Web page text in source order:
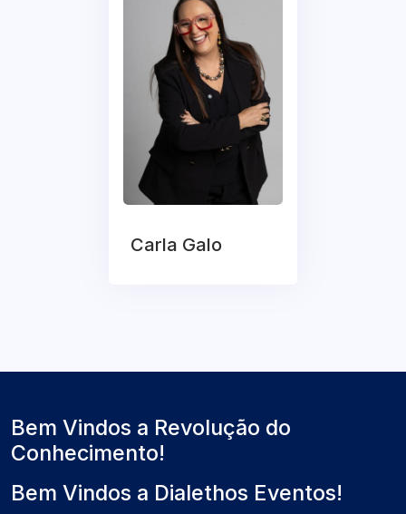
Carla Galo
Bem Vindos a Revolução do
Conhecimento!
Bem Vindos a Dialethos Eventos!